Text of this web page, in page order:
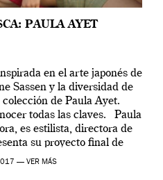
PAULA AYET
en el arte japonés de
Sassen y la diversidad de
de Paula Ayet.
todas las claves. Paula
es estilista, directora de
su proyecto final de
colección […]
— VER MÁS